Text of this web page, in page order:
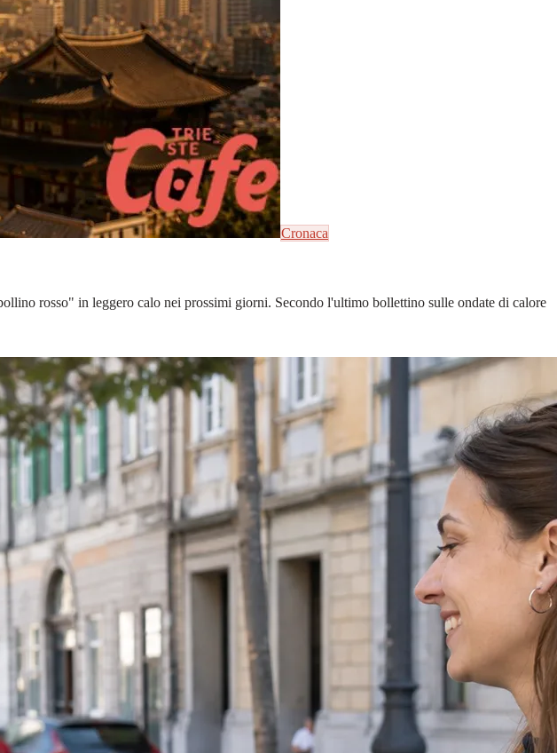
Cronaca
rosso" in leggero calo nei prossimi giorni. Secondo l'ultimo bollettino sulle ondate di calore